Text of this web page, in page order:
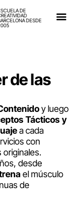
DE
DESDE
de las
y luego
Tácticos y
a cada
con
originales.
desde
el músculo
de